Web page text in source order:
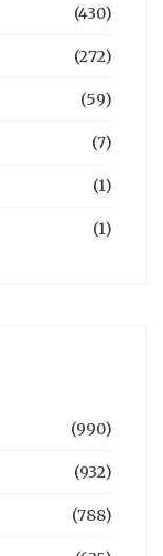
(430)
(272)
(59)
(7)
(1)
(1)
(990)
(932)
(788)